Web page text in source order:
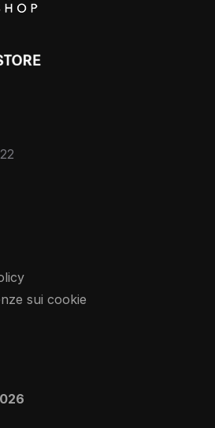
sui cookie